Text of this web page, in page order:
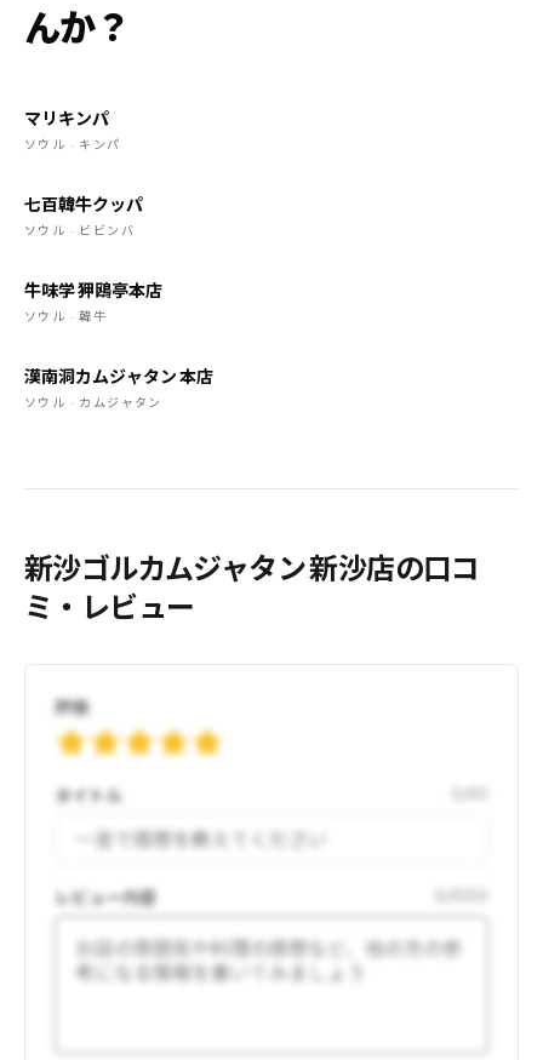
んか？
マリキンパ
ソウル · キンパ
七百韓牛クッパ
ソウル · ビビンバ
牛味学 狎鴎亭本店
ソウル · 韓牛
漢南洞カムジャタン 本店
ソウル · カムジャタン
新沙ゴルカムジャタン 新沙店の口コ
ミ・レビュー
評価
タイトル
レビュー内容